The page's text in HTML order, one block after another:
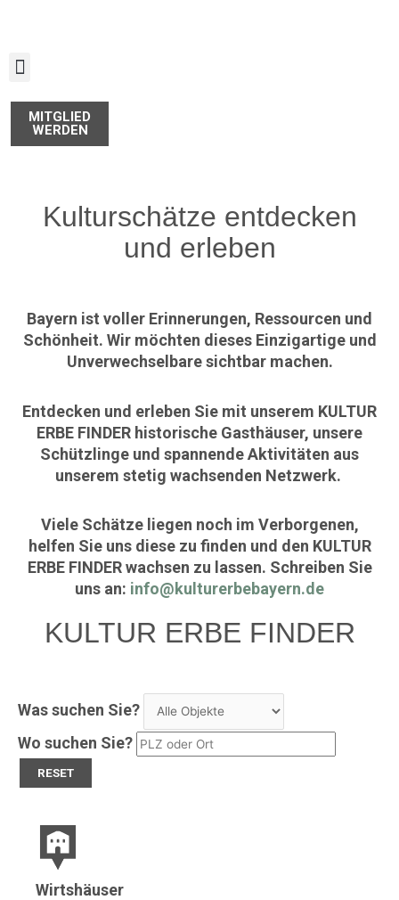
springen
MITGLIED
WERDEN
Kulturschätze entdecken
und erleben
Bayern ist voller Erin­ne­rungen, Ressourcen und
Schön­heit. Wir möchten dieses Einzig­artige und
Unver­wechsel­bare sichtbar machen.
Entdecken und erleben Sie mit unserem KULTUR
ERBE FINDER historische Gasthäuser, unsere
Schützlinge und spannende Aktivitäten aus
unserem stetig wachsenden Netzwerk.
Viele Schätze liegen noch im Verborgenen,
helfen Sie uns diese zu finden und den KULTUR
ERBE FINDER wachsen zu lassen. Schreiben Sie
uns an: info@kulturerbebayern.de
KULTUR ERBE FINDER
Was suchen Sie?
Wo suchen Sie?
RESET
Wirtshäuser